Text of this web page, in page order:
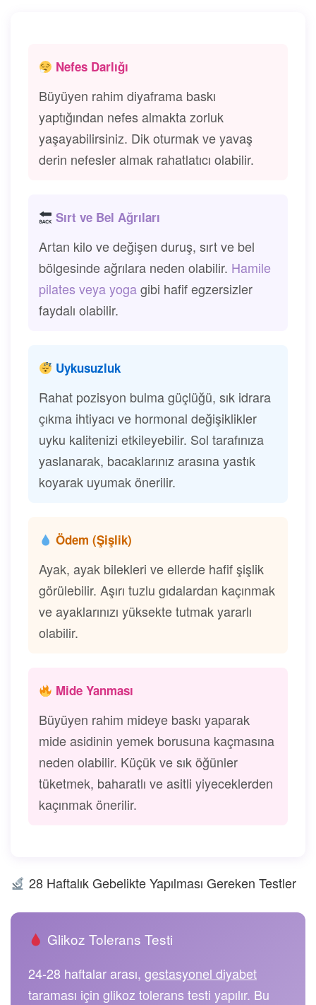
Nefes Darlığı
Büyüyen rahim diyaframa baskı
yaptığından nefes almakta zorluk
yaşayabilirsiniz. Dik oturmak ve yavaş
derin nefesler almak rahatlatıcı olabilir.
Sırt ve Bel Ağrıları
Artan kilo ve değişen duruş, sırt ve bel
bölgesinde ağrılara neden olabilir. Hamile
pilates veya yogagibi hafif egzersizler
faydalı olabilir.
Uykusuzluk
Rahat pozisyon bulma güçlüğü, sık idrara
çıkma ihtiyacı ve hormonal değişiklikler
uyku kalitenizi etkileyebilir. Sol tarafınıza
yaslanarak, bacaklarınız arasına yastık
koyarak uyumak önerilir.
Ödem (Şişlik)
Ayak, ayak bilekleri ve ellerde hafif şişlik
görülebilir. Aşırı tuzlu gıdalardan kaçınmak
ve ayaklarınızı yüksekte tutmak yararlı
olabilir.
Mide Yanması
Büyüyen rahim mideye baskı yaparak
mide asidinin yemek borusuna kaçmasına
neden olabilir. Küçük ve sık öğünler
tüketmek, baharatlı ve asitli yiyeceklerden
kaçınmak önerilir.
28 Haftalık Gebelikte Yapılması Gereken Testler
Glikoz Tolerans Testi
24-28 haftalar arası, gestasyonel diyabet
taraması için glikoz tolerans testi yapılır. Bu